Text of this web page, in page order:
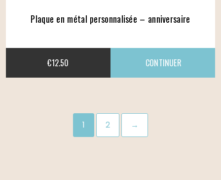
Plaque en métal personnalisée – anniversaire
€12.50
1 2 →